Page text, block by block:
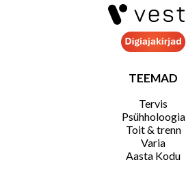
TEEMAD
Tervis
Psühholoogia
Toit & trenn
Varia
Aasta Kodu